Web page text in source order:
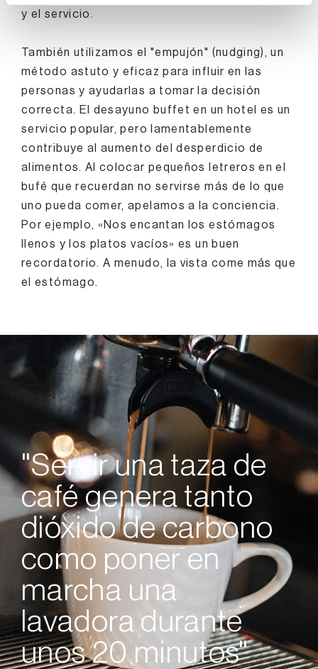
y el servicio.
También utilizamos el "empujón" (nudging), un
método astuto y eficaz para influir en las
personas y ayudarlas a tomar la decisión
correcta. El desayuno buffet en un hotel es un
servicio popular, pero lamentablemente
contribuye al aumento del desperdicio de
alimentos. Al colocar pequeños letreros en el
bufé que recuerdan no servirse más de lo que
uno pueda comer, apelamos a la conciencia.
Por ejemplo, «Nos encantan los estómagos
llenos y los platos vacíos» es un buen
recordatorio. A menudo, la vista come más que
el estómago.
"Servir una taza de
café genera tanto
dióxido de carbono
como poner en
marcha una
lavadora durante
unos 20 minutos"